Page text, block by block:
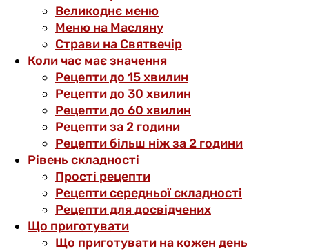
Великоднє меню
Меню на Масляну
Страви на Святвечір
Коли час має значення
Рецепти до 15 хвилин
Рецепти до 30 хвилин
Рецепти до 60 хвилин
Рецепти за 2 години
Рецепти більш ніж за 2 години
Рівень складності
Прості рецепти
Рецепти середньої складності
Рецепти для досвідчених
Що приготувати
Що приготувати на кожен день